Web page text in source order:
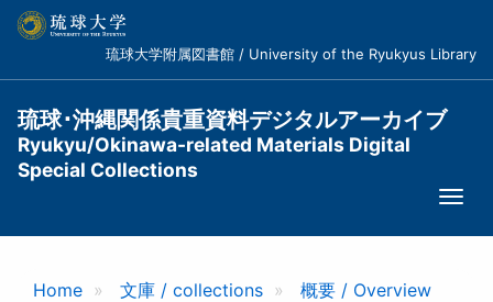
コ
琉球大学附属図書館 / University of the Ryukyus Library
琉球･沖縄関係貴重資料デジタルアーカイブ
Ryukyu/Okinawa-related Materials Digital
Special Collections
Home 文庫 / collections
概要 / Overview